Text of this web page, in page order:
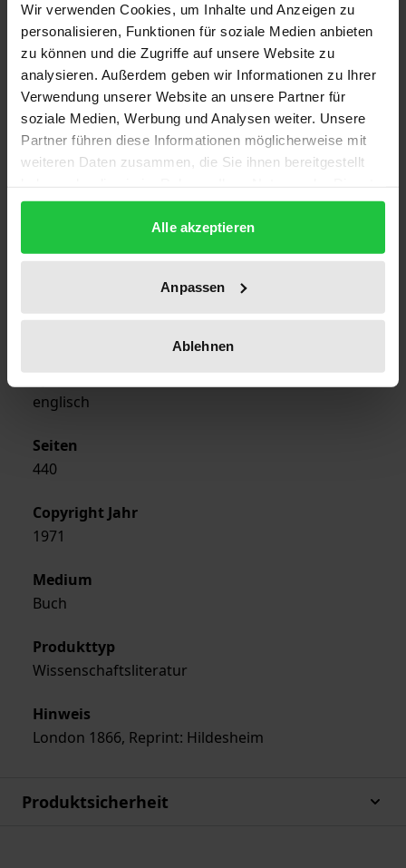
Wir verwenden Cookies, um Inhalte und Anzeigen zu
personalisieren, Funktionen für soziale Medien anbieten
zu können und die Zugriffe auf unsere Website zu
analysieren. Außerdem geben wir Informationen zu Ihrer
Verwendung unserer Website an unsere Partner für
soziale Medien, Werbung und Analysen weiter. Unsere
Partner führen diese Informationen möglicherweise mit
weiteren Daten zusammen, die Sie ihnen bereitgestellt
gesammelt haben.
Alle akzeptieren
Anpassen
Ablehnen
Untertitel
Ed. Henry Green
Erscheinungsdatum
01.01.1971
1971
Ausgabeart
Sprachen
englisch
Seiten
440
Copyright Jahr
1971
Medium
Buch
Produkttyp
Wissenschaftsliteratur
Hinweis
London 1866, Reprint: Hildesheim
Produktsicherheit